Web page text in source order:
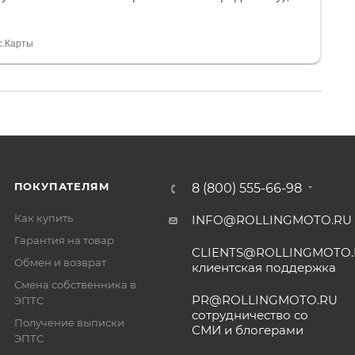
всегда на связи, очень детально всё
ПОКУПАТЕЛЯМ
Как купить
Гарантия на товар
Обмен и возврат
Смена собственника в
ЭПТС
Получение выписки
ЭПТС
8 (800) 555-66-98
INFO@ROLLINGMOTO.RU
клиентская поддержка
PR@ROLLINGMOTO.RU
сотрудничество со
СМИ и блогерами